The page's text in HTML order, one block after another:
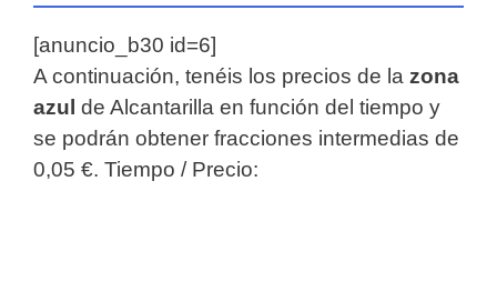
[anuncio_b30 id=6]
A continuación, tenéis los precios de la zona
azul de Alcantarilla en función del tiempo y
se podrán obtener fracciones intermedias de
0,05 €. Tiempo / Precio: